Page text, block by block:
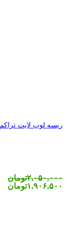
ریسه لوپ لایت تراکم 120 بدون سیم 24 ولت LowLine
۲,۰۵۰,۰۰۰تومان
۱,۹۰۶,۵۰۰تومان